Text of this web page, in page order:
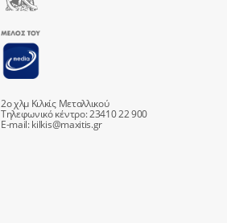
2ο χλμ Κιλκίς Μεταλλικού
Τηλεφωνικό κέντρο: 23410 22 900
E-mail:kilkis@maxitis.gr